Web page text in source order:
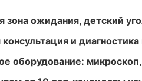
зона ожидания, детский
консультация и
оборудование: